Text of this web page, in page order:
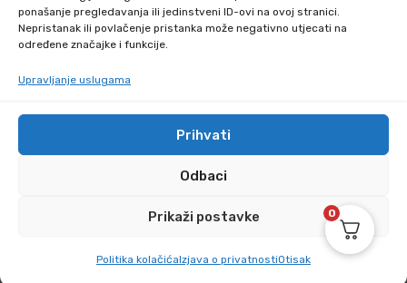
ponašanje pregledavanja ili jedinstveni ID-ovi na ovoj stranici.
Nepristanak ili povlačenje pristanka može negativno utjecati na
određene značajke i funkcije.
Upravljanje uslugama
Prihvati
Odbaci
Prikaži postavke
Politika kolačićaIzjava o privatnostiOtisak
34000 Požega
© Copyright 2024 by kupitapetu.com
0